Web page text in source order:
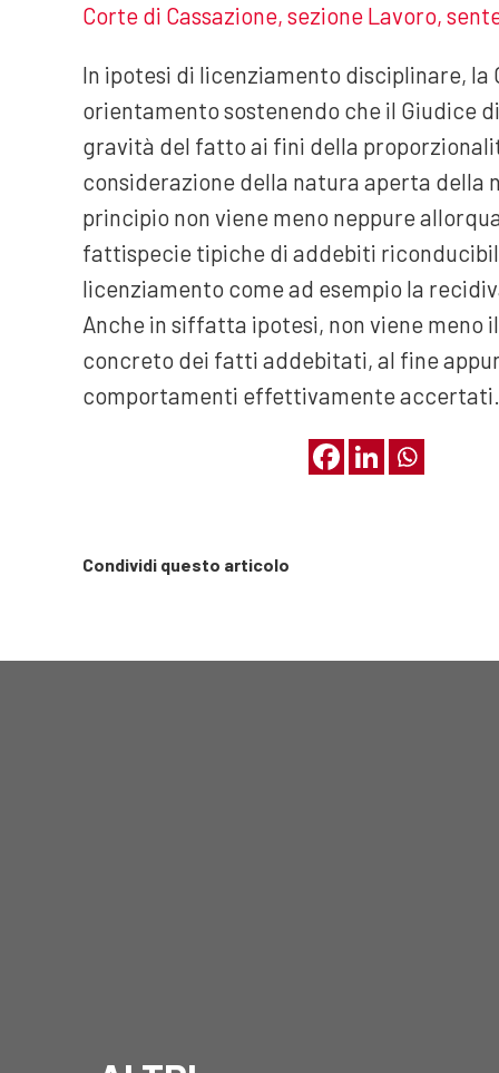
Corte di Cassazione, sezione Lavoro,
In ipotesi di licenziamento disciplinare,
orientamento sostenendo che il Giudice
gravità del fatto ai fini della
considerazione della natura aperta della
principio non viene meno neppure
fattispecie tipiche di addebiti
licenziamento come ad esempio la
Anche in siffatta ipotesi, non viene
concreto dei fatti addebitati, al fine
comportamenti effettivamente accertati.
Condividi questo articolo